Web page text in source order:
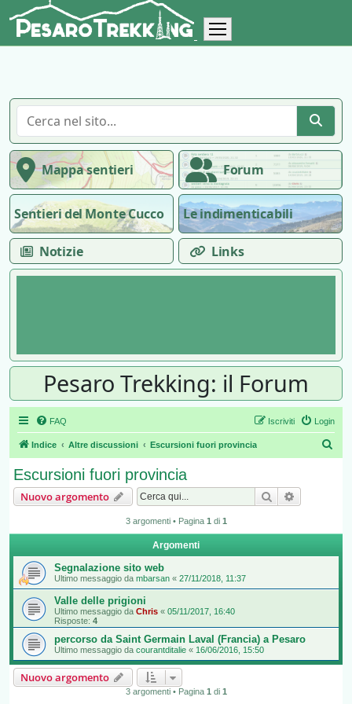
Pesaro Trekking: il Forum
FAQ Login
Iscriviti
Indice Altre discussioni Escursioni fuori provincia
Escursioni fuori provincia
Nuovo argomento Cerca
3 argomenti • Pagina 1 di 1
Argomenti
Segnalazione sito web
Ultimo messaggio da mbarsan « 27/11/2018, 11:37
Valle delle prigioni
Ultimo messaggio da Chris « 05/11/2017, 16:40
Risposte: 4
percorso da Saint Germain Laval (Francia) a Pesaro
Ultimo messaggio da courantditalie « 16/06/2016, 15:50
Nuovo argomento
3 argomenti • Pagina 1 di 1
Mappa sentieri Forum
Sentieri del Monte Cucco Le indimenticabili
Notizie Links